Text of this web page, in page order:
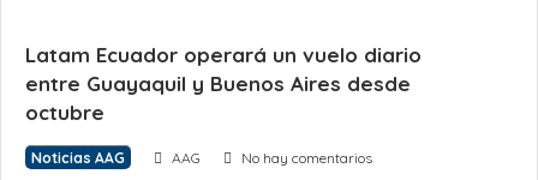
Latam Ecuador operará un vuelo diario
entre Guayaquil y Buenos Aires desde
octubre
Noticias AAG AAG No hay comentarios